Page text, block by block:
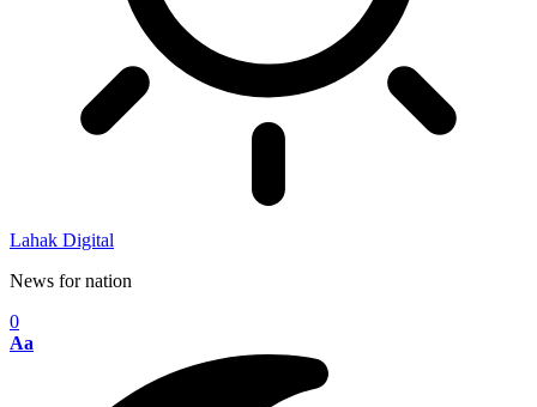
Lahak Digital
News for nation
0
Aa